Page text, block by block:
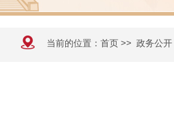
当前的位置： 首页 >> 政务公开